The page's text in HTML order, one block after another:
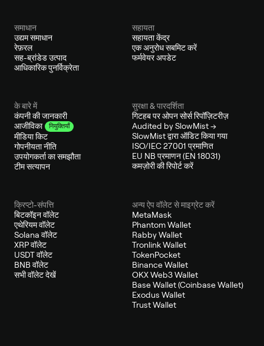
समाधान
उद्यम समाधान
रेफ़रल
सह-ब्रांडेड उत्पाद
आधिकारिक पुनर्विक्रेता
सहायता
सहायता केंद्र
एक अनुरोध सबमिट करें
फर्मवेयर अपडेट
के बारे में
कंपनी की जानकारी
आजीविका
नियुक्तियाँ
मीडिया किट
गोपनीयता नीति
उपयोगकर्ता का समझौता
टीम सत्यापन
सुरक्षा & पारदर्शिता
गिटहब पर ओपन सोर्स रिपॉज़िटरीज़
Audited by SlowMist →
SlowMist द्वारा ऑडिट किया गया
ISO/IEC 27001 प्रमाणित
EU NB प्रमाणन (EN 18031)
कमज़ोरी की रिपोर्ट करें
क्रिप्टो-संपत्ति
बिटकॉइन वॉलेट
एथेरियम वॉलेट
Solana वॉलेट
XRP वॉलेट
USDT वॉलेट
BNB वॉलेट
सभी वॉलेट देखें
अन्य ऐप वॉलेट से माइग्रेट करें
MetaMask
Phantom Wallet
Rabby Wallet
Tronlink Wallet
TokenPocket
Binance Wallet
OKX Web3 Wallet
Base Wallet (Coinbase Wallet)
Exodus Wallet
Trust Wallet